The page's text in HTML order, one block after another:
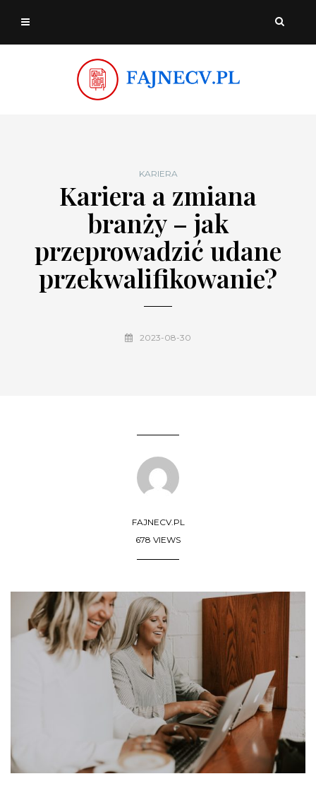
KARIERA
Kariera a zmiana
branży – jak
przeprowadzić udane
przekwalifikowanie?
2023-08-30
FAJNECV.PL
678 VIEWS